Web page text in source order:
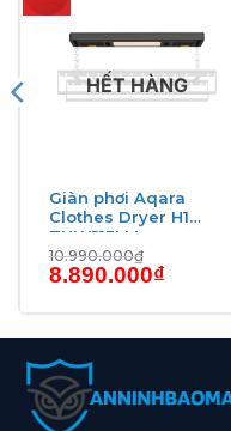
HẾT HÀNG
Giàn phơi Aqara
Clothes Dryer H1
ZNLYJ13LM
10.990.000₫
Giá
gốc
10.990.000₫.
8.890.000₫Giá
hiện
là: